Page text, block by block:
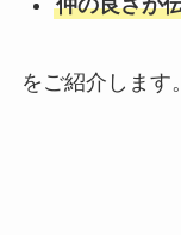
仲の良さが
をご紹介します。